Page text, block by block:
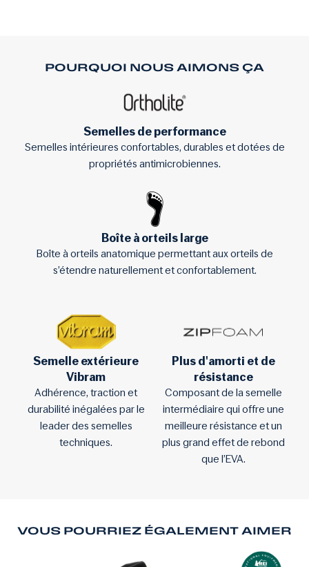
POURQUOI NOUS AIMONS ÇA
Semelles de performance
Semelles intérieures confortables, durables et dotées de
propriétés antimicrobiennes.
Boîte à orteils large
Boîte à orteils anatomique permettant aux orteils de
s’étendre naturellement et confortablement.
Semelle extérieure
Vibram
Adhérence, traction et
durabilité inégalées par le
leader des semelles
techniques.
Plus d'amorti et de
résistance
Composant de la semelle
intermédiaire qui offre une
meilleure résistance et un
plus grand effet de rebond
que l’EVA.
VOUS POURRIEZ ÉGALEMENT AIMER